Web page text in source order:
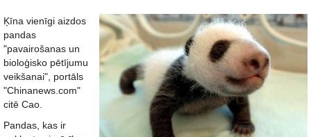
Ķīna vienīgi aizdos
pandas
"pavairošanas un
bioloģisko pētījumu
veikšanai", portāls
"Chinanews.com"
citē Cao.
Pandas, kas ir